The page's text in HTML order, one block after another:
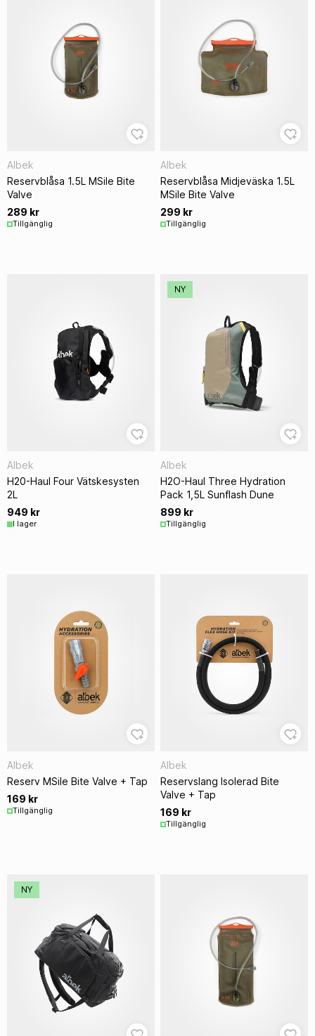
Albek
Reservblåsa 1.5L MSile Bite
Valve
289 kr
Tillgänglig
Albek
Reservblåsa Midjeväska 1.5L
MSile Bite Valve
299 kr
Tillgänglig
Albek
H20-Haul Four Vätskesysten
2L
949 kr
I lager
NY
Albek
H2O-Haul Three Hydration
Pack 1,5L Sunflash Dune
899 kr
Tillgänglig
Albek
Reserv MSile Bite Valve + Tap
169 kr
Tillgänglig
Albek
Reservslang Isolerad Bite
Valve + Tap
169 kr
Tillgänglig
NY